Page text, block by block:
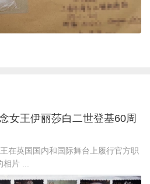
女王伊丽莎白二世登基60周
在英国国内和国际舞台上履行官方职
片 ...